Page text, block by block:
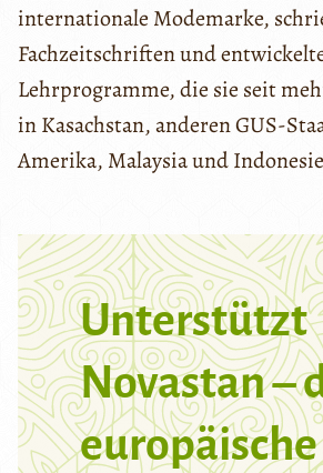
internationale Modemarke,
Fachzeitschriften und
Lehrprogramme, die sie seit
in Kasachstan, anderen GUS-
Amerika, Malaysia und
Unterstützt
Novastan –
europäische